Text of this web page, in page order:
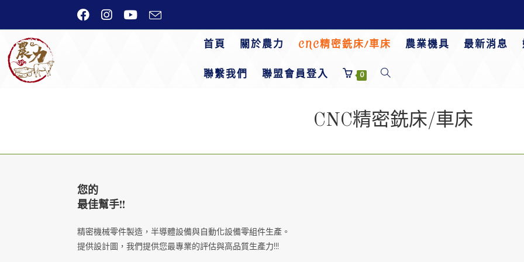
首頁 關於農力 CNC精密銑床/車床 農業機具 最新消息
聯繫我們 聯盟會員登入 0 Toggle
CNC精密銑床/車床
您的
最佳幫手!!
精密機械零件製造，半導體設備與自動化設備零組件生產。
提供設計圖，我們提供您最專業的評估與高品質生產力!!!